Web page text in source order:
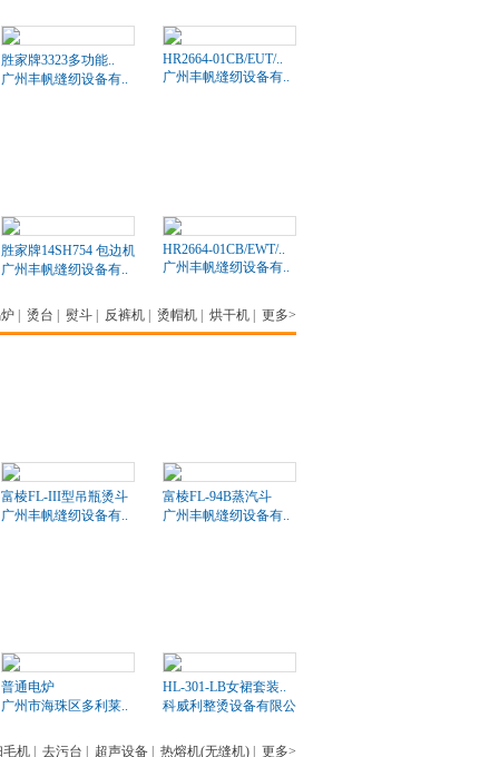
胜家牌3323多功能..
广州丰帆缝纫设备有..
HR2664-01CB/EUT/..
广州丰帆缝纫设备有..
胜家牌14SH754 包边机
广州丰帆缝纫设备有..
HR2664-01CB/EWT/..
广州丰帆缝纫设备有..
烫台 熨斗 反裤机 烫帽机 烘干机 更多>
富棱FL-III型吊瓶烫斗
广州丰帆缝纫设备有..
富棱FL-94B蒸汽斗
广州丰帆缝纫设备有..
普通电炉
广州市海珠区多利莱..
HL-301-LB女裙套装..
科威利整烫设备有限公司
毛机 去污台 超声设备 热熔机(无缝机) 更多>